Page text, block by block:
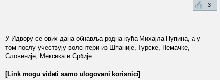
3
У Идвору се ових дана обнавља родна кућа Михајла Пупина, а у
том послу учествују волонтери из Шпаније, Турске, Немачке,
Словеније, Мексика и Србије....
[Link mogu videti samo ulogovani korisnici]